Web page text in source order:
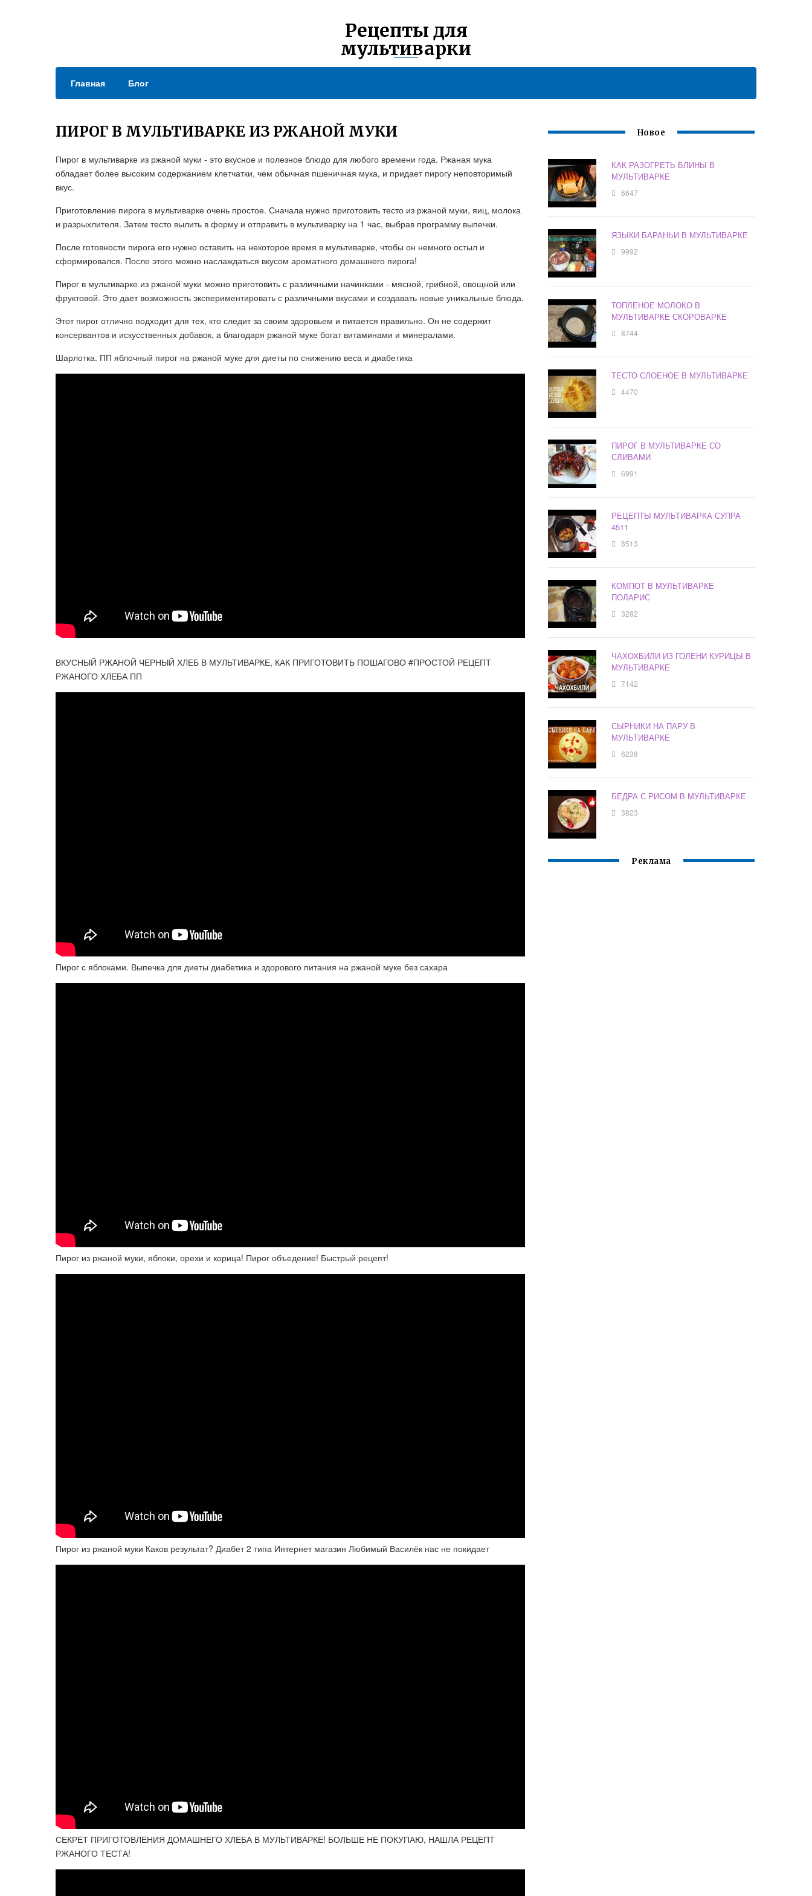
Рецепты для
мультиварки
Главная Блог
ПИРОГ В МУЛЬТИВАРКЕ ИЗ РЖАНОЙ МУКИ
Пирог в мультиварке из ржаной муки - это вкусное и полезное блюдо для любого времени года. Ржаная мука
обладает более высоким содержанием клетчатки, чем обычная пшеничная мука, и придает пирогу неповторимый
вкус.
Приготовление пирога в мультиварке очень простое. Сначала нужно приготовить тесто из ржаной муки, яиц, молока
и разрыхлителя. Затем тесто вылить в форму и отправить в мультиварку на 1 час, выбрав программу выпечки.
После готовности пирога его нужно оставить на некоторое время в мультиварке, чтобы он немного остыл и
сформировался. После этого можно наслаждаться вкусом ароматного домашнего пирога!
Пирог в мультиварке из ржаной муки можно приготовить с различными начинками - мясной, грибной, овощной или
фруктовой. Это дает возможность экспериментировать с различными вкусами и создавать новые уникальные блюда.
Этот пирог отлично подходит для тех, кто следит за своим здоровьем и питается правильно. Он не содержит
консервантов и искусственных добавок, а благодаря ржаной муке богат витаминами и минералами.
Шарлотка. ПП яблочный пирог на ржаной муке для диеты по снижению веса и диабетика
ВКУСНЫЙ РЖАНОЙ ЧЕРНЫЙ ХЛЕБ В МУЛЬТИВАРКЕ, КАК ПРИГОТОВИТЬ ПОШАГОВО #ПРОСТОЙ РЕЦЕПТ
РЖАНОГО ХЛЕБА ПП
Пирог с яблоками. Выпечка для диеты диабетика и здорового питания на ржаной муке без сахара
Пирог из ржаной муки, яблоки, орехи и корица! Пирог объедение! Быстрый рецепт!
Пирог из ржаной муки Каков результат? Диабет 2 типа Интернет магазин Любимый Василёк нас не покидает
СЕКРЕТ ПРИГОТОВЛЕНИЯ ДОМАШНЕГО ХЛЕБА В МУЛЬТИВАРКЕ! БОЛЬШЕ НЕ ПОКУПАЮ, НАШЛА РЕЦЕПТ
РЖАНОГО ТЕСТА!
Новое
КАК РАЗОГРЕТЬ БЛИНЫ В
МУЛЬТИВАРКЕ
6647
ЯЗЫКИ БАРАНЬИ В МУЛЬТИВАРКЕ
9992
ТОПЛЕНОЕ МОЛОКО В
МУЛЬТИВАРКЕ СКОРОВАРКЕ
8744
ТЕСТО СЛОЕНОЕ В МУЛЬТИВАРКЕ
4470
ПИРОГ В МУЛЬТИВАРКЕ СО
СЛИВАМИ
6991
РЕЦЕПТЫ МУЛЬТИВАРКА СУПРА
4511
8513
КОМПОТ В МУЛЬТИВАРКЕ
ПОЛАРИС
3282
ЧАХОХБИЛИ ИЗ ГОЛЕНИ КУРИЦЫ В
МУЛЬТИВАРКЕ
7142
СЫРНИКИ НА ПАРУ В
МУЛЬТИВАРКЕ
6238
БЕДРА С РИСОМ В МУЛЬТИВАРКЕ
3823
Реклама